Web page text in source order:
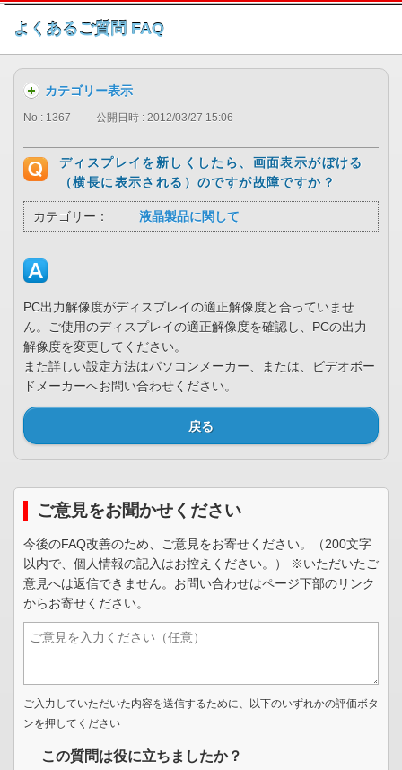
このページの本文へ
よくあるご質問 FAQ
カテゴリー表示
No : 1367 公開日時 : 2012/03/27 15:06
ディスプレイを新しくしたら、画面表示がぼける
（横長に表示される）のですが故障ですか？
カテゴリー： 液晶製品に関して
PC出力解像度がディスプレイの適正解像度と合っていませ
ん。ご使用のディスプレイの適正解像度を確認し、PCの出力
解像度を変更してください。
また詳しい設定方法はパソコンメーカー、または、ビデオボー
ドメーカーへお問い合わせください。
戻る
ご意見をお聞かせください
今後のFAQ改善のため、ご意見をお寄せください。（200文字
以内で、個人情報の記入はお控えください。） ※いただいたご
意見へは返信できません。お問い合わせはページ下部のリンク
からお寄せください。
ご入力していただいた内容を送信するために、以下のいずれかの評価ボタ
ンを押してください
この質問は役に立ちましたか？